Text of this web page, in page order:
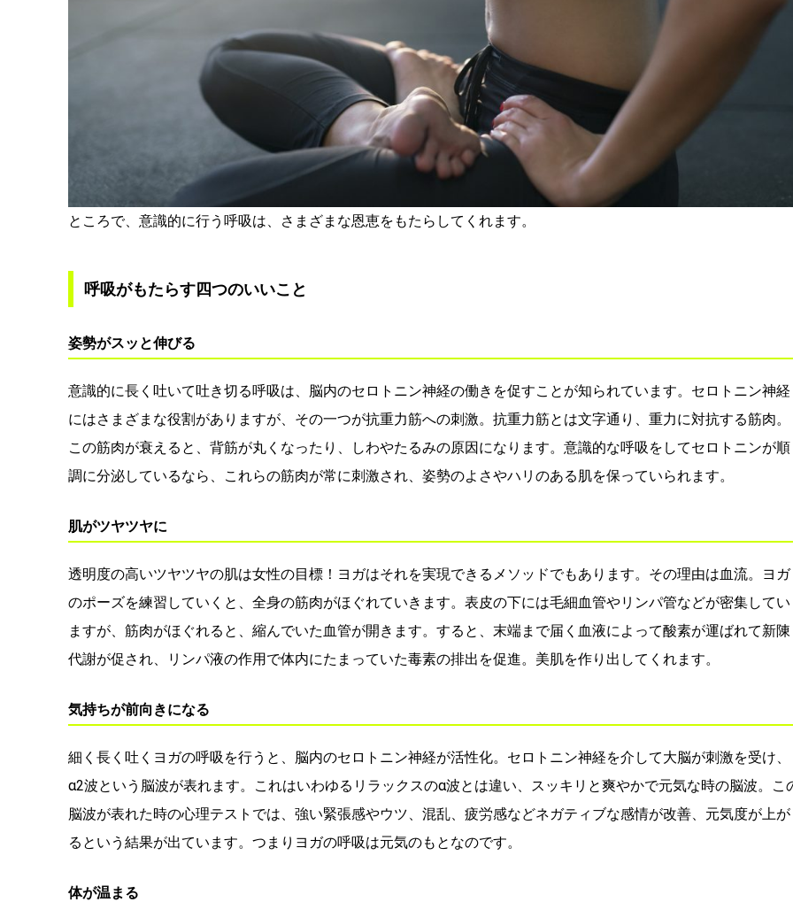
ところで、意識的に行う呼吸は、さまざまな恩恵をもたらしてくれます。
呼吸がもたらす四つのいいこと
姿勢がスッと伸びる
意識的に長く吐いて吐き切る呼吸は、脳内のセロトニン神経の働きを促すことが知られています。セロトニン神経
にはさまざまな役割がありますが、その一つが抗重力筋への刺激。抗重力筋とは文字通り、重力に対抗する筋肉。
この筋肉が衰えると、背筋が丸くなったり、しわやたるみの原因になります。意識的な呼吸をしてセロトニンが順
調に分泌しているなら、これらの筋肉が常に刺激され、姿勢のよさやハリのある肌を保っていられます。
肌がツヤツヤに
透明度の高いツヤツヤの肌は女性の目標！ヨガはそれを実現できるメソッドでもあります。その理由は血流。ヨガ
のポーズを練習していくと、全身の筋肉がほぐれていきます。表皮の下には毛細血管やリンパ管などが密集してい
ますが、筋肉がほぐれると、縮んでいた血管が開きます。すると、末端まで届く血液によって酸素が運ばれて新陳
代謝が促され、リンパ液の作用で体内にたまっていた毒素の排出を促進。美肌を作り出してくれます。
気持ちが前向きになる
細く長く吐くヨガの呼吸を行うと、脳内のセロトニン神経が活性化。セロトニン神経を介して大脳が刺激を受け、
α2波という脳波が表れます。これはいわゆるリラックスのα波とは違い、スッキリと爽やかで元気な時の脳波。こ
脳波が表れた時の心理テストでは、強い緊張感やウツ、混乱、疲労感などネガティブな感情が改善、元気度が上が
るという結果が出ています。つまりヨガの呼吸は元気のもとなのです。
体が温まる